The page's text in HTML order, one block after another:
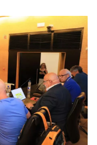
furgoneta
en la A-6 en